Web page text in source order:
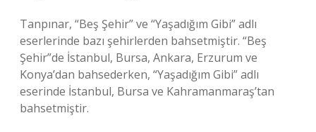
Tanpınar, “Beş Şehir” ve “Yaşadığım Gibi” adlı
eserlerinde bazı şehirlerden bahsetmiştir. “Beş
Şehir”de İstanbul, Bursa, Ankara, Erzurum ve
Konya’dan bahsederken, “Yaşadığım Gibi” adlı
eserinde İstanbul, Bursa ve Kahramanmaraş’tan
bahsetmiştir.